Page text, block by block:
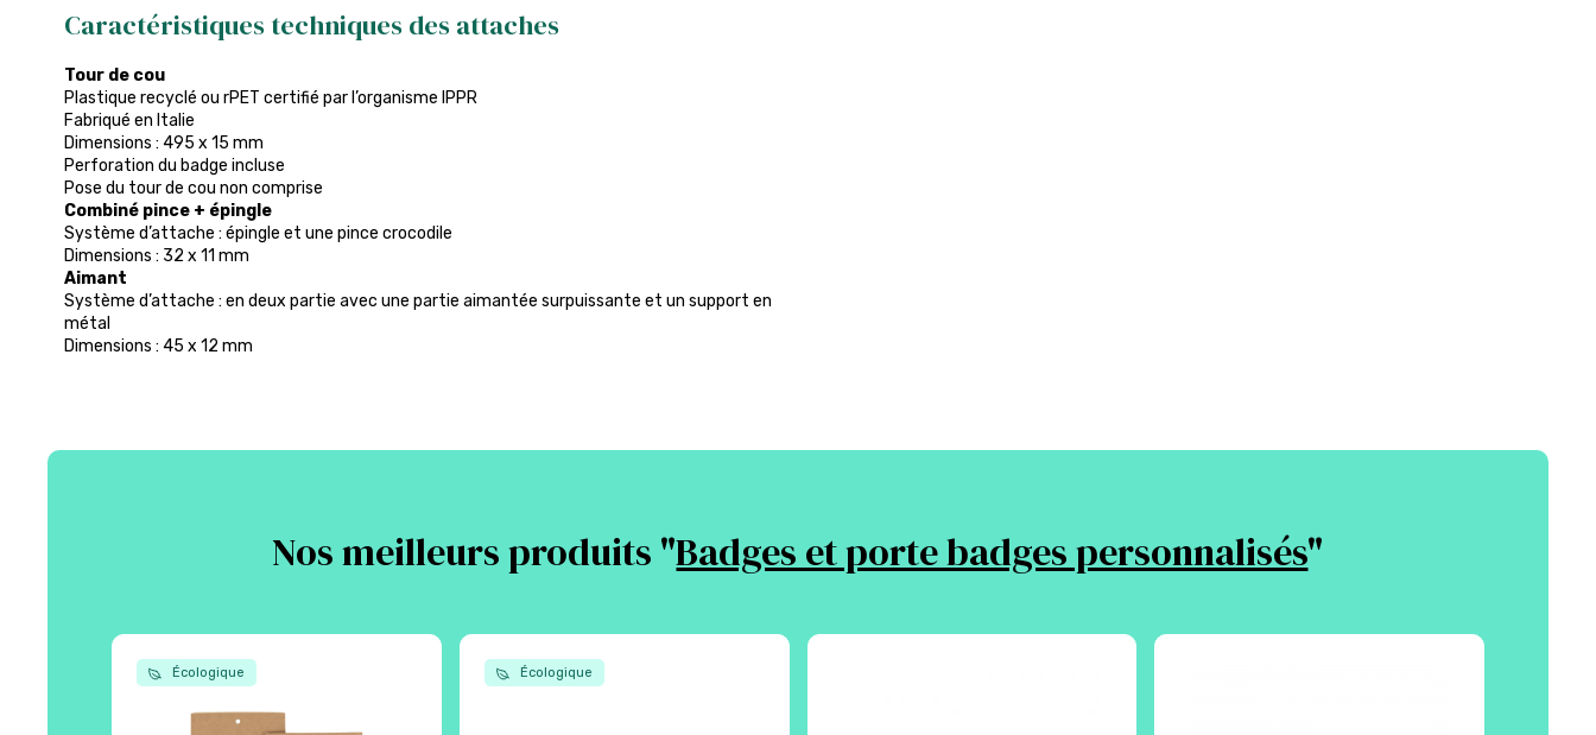
Caractéristiques techniques des attaches
Tour de cou
Plastique recyclé ou rPET certifié par l’organisme IPPR
Fabriqué en Italie
Dimensions : 495 x 15 mm
Perforation du badge incluse
Pose du tour de cou non comprise
Combiné pince + épingle
Système d’attache : épingle et une pince crocodile
Dimensions : 32 x 11 mm
Aimant
Système d’attache : en deux partie avec une partie aimantée surpuissante et un support en
métal
Dimensions : 45 x 12 mm
Nos meilleurs produits "Badges et porte badges personnalisés"
Écologique Écologique